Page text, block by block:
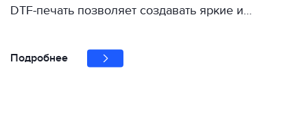
DTF-печать позволяет создавать яркие и…
Подробнее